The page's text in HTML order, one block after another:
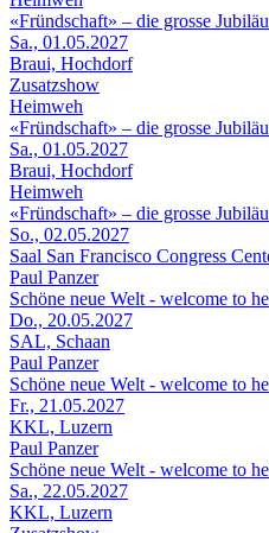
«Fründschaft» – die grosse
Sa., 01.05.2027
Braui, Hochdorf
Zusatzshow
Heimweh
«Fründschaft» – die grosse
Sa., 01.05.2027
Braui, Hochdorf
Heimweh
«Fründschaft» – die grosse
So., 02.05.2027
Saal San Francisco Congress
Paul Panzer
Schöne neue Welt - welcome to
Do., 20.05.2027
SAL, Schaan
Paul Panzer
Schöne neue Welt - welcome to
Fr., 21.05.2027
KKL, Luzern
Paul Panzer
Schöne neue Welt - welcome to
Sa., 22.05.2027
KKL, Luzern